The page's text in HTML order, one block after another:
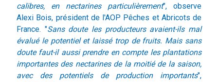
calibres, en nectarines particulièrement", observe
Alexi Bois, président de l'AOP Pêches et Abricots de
France. "Sans doute les producteurs avaient-ils mal
évalué le potentiel et laissé trop de fruits. Mais sans
doute faut-il aussi prendre en compte les plantations
importantes des nectarines de la moitié de la saison,
avec des potentiels de production importants",